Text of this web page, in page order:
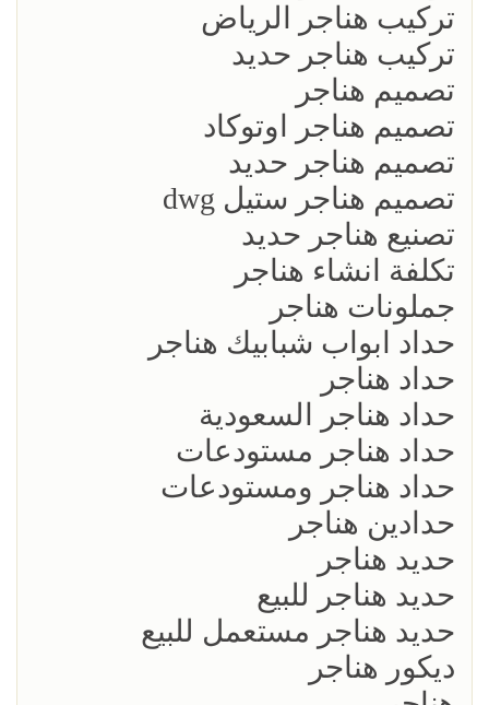
تركيب هناجر الرياض
تركيب هناجر حديد
تصميم هناجر
تصميم هناجر اوتوكاد
تصميم هناجر حديد
تصميم هناجر ستيل dwg
تصنيع هناجر حديد
تكلفة انشاء هناجر
جملونات هناجر
حداد ابواب شبابيك هناجر
حداد هناجر
حداد هناجر السعودية
حداد هناجر مستودعات
حداد هناجر ومستودعات
حدادين هناجر
حديد هناجر
حديد هناجر للبيع
حديد هناجر مستعمل للبيع
ديكور هناجر